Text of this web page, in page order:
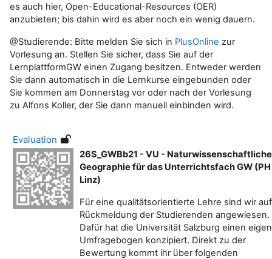
es auch hier, Open-Educational-Resources (OER)
anzubieten; bis dahin wird es aber noch ein wenig dauern.
@Studierende: Bitte melden Sie sich in PlusOnline zur
Vorlesung an. Stellen Sie sicher, dass Sie auf der
LernplattformGW einen Zugang besitzen. Entweder werden
Sie dann automatisch in die Lernkurse eingebunden oder
Sie kommen am Donnerstag vor oder nach der Vorlesung
zu Alfons Koller, der Sie dann manuell einbinden wird.
Evaluation
26S_GWBb21 - VU - Naturwissenschaftliche
Geographie für das Unterrichtsfach GW (PH
Linz)
Für eine qualitätsorientierte Lehre sind wir
Rückmeldung der Studierenden angewiesen.
Dafür hat die Universität Salzburg einen
Umfragebogen konzipiert. Direkt zu der
Bewertung kommt ihr über folgenden